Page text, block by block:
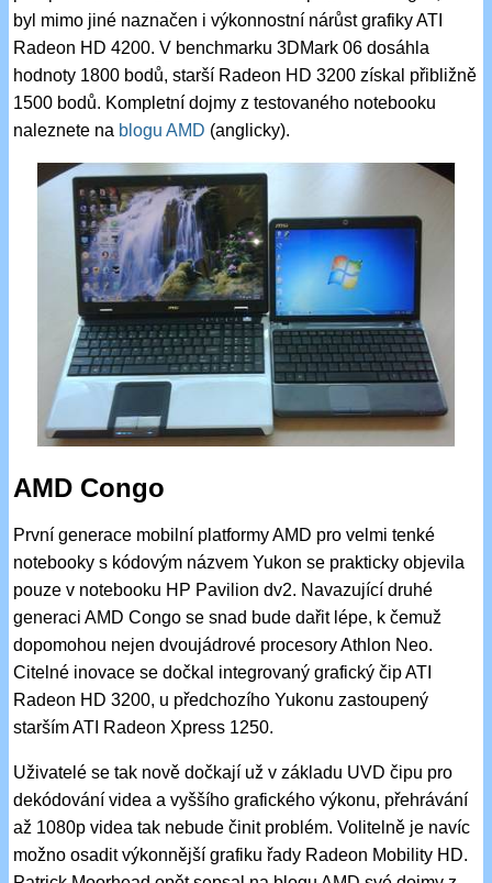
byl mimo jiné naznačen i výkonnostní nárůst grafiky ATI
Radeon HD 4200. V benchmarku 3DMark 06 dosáhla
hodnoty 1800 bodů, starší Radeon HD 3200 získal přibližně
1500 bodů. Kompletní dojmy z testovaného notebooku
naleznete na blogu AMD (anglicky).
AMD Congo
První generace mobilní platformy AMD pro velmi tenké
notebooky s kódovým názvem Yukon se prakticky objevila
pouze v notebooku HP Pavilion dv2. Navazující druhé
generaci AMD Congo se snad bude dařit lépe, k čemuž
dopomohou nejen dvoujádrové procesory Athlon Neo.
Citelné inovace se dočkal integrovaný grafický čip ATI
Radeon HD 3200, u předchozího Yukonu zastoupený
starším ATI Radeon Xpress 1250.
Uživatelé se tak nově dočkají už v základu UVD čipu pro
dekódování videa a vyššího grafického výkonu, přehrávání
až 1080p videa tak nebude činit problém. Volitelně je navíc
možno osadit výkonnější grafiku řady Radeon Mobility HD.